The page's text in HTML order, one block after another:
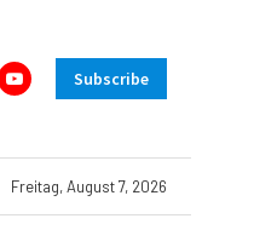
Subscribe
Freitag, August 7, 2026